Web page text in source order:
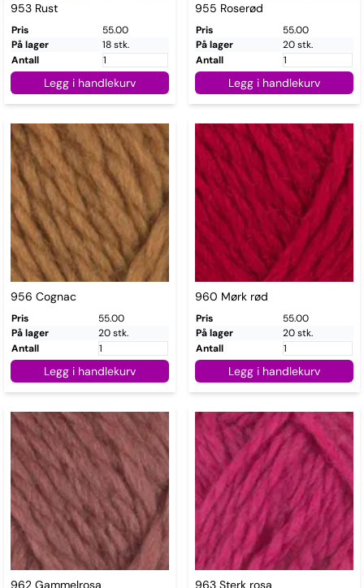
953 Rust
Pris
55.00
På lager
18 stk.
Antall
Legg i handlekurv
955 Roserød
Pris
55.00
På lager
20 stk.
Antall
Legg i handlekurv
956 Cognac
Pris
55.00
På lager
20 stk.
Antall
Legg i handlekurv
960 Mørk rød
Pris
55.00
På lager
20 stk.
Antall
Legg i handlekurv
962 Gammelrosa 963 Sterk rosa